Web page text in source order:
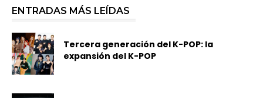
ENTRADAS MÁS LEÍDAS
Tercera generación del K-POP: la
expansión del K-POP